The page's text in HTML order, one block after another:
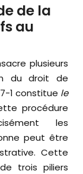
de la
au
plusieurs
du droit de
1 constitue le
procédure
les
peut être
Cette
trois piliers